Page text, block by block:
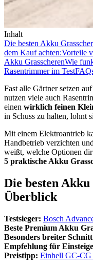
Inhalt
Die besten Akku
dem Kauf achten:Vorteile
Akku GrasscherenWie
Rasentrimmer im Test
Fast alle Gärtner setzen
nutzen viele auch
einen wirklich feinen
in Schuss zu halten, lohnt
Mit einem Elektroantrieb
Handbetrieb verzichten
weißt, welche Optionen
5 praktische Akku
Die besten
Überblick
Testsieger: Bosch
Beste Premium Akku
Besonders breiter
Empfehlung für
Preistipp: Einhell GC-